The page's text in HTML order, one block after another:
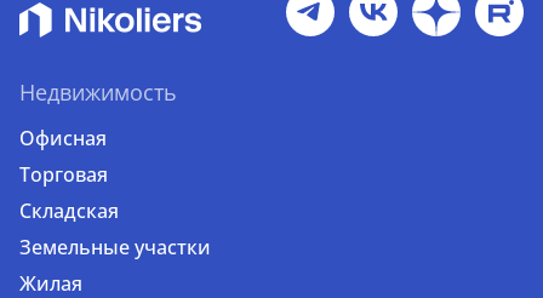
Недвижимость
Офисная
Торговая
Складская
Земельные участки
Жилая